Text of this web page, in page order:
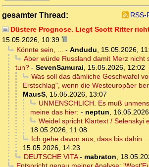
gesamter Thread:
RSS-
Düstere Prognose. Liegt Scott Ritter
15.05.2026, 10:39
Könnte sein, ... - Andudu, 15.05.2026,
Aber würde Russland damit Merz nicht
tun? - SevenSamurai, 15.05.2026, 12:02
Was soll das dämliche Geschwafel
Erstschlag", wenn die Westeuropäer
MausS, 15.05.2026, 13:07
UNMENSCHLICH. Es muß
meine das hier: - neptun,
Weidel spricht Klartext / Selenskyi
18.05.2026, 11:08
Ich gehe davon aus, dass bis dahin...
15.05.2026, 14:23
DEUTSCHE VITA- mabraton,